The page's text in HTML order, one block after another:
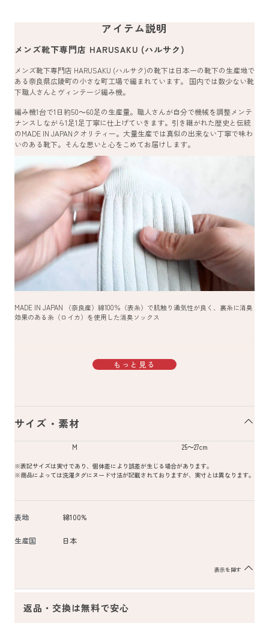
アイテム説明
メンズ靴下専門店 HARUSAKU (ハルサク)
メンズ靴下専門店 HARUSAKU (ハルサク)の靴下は日本一の靴下の生産地で
ある奈良県広陵町の小さな町工場で編まれています。 国内では数少ない靴
下職人さんとヴィンテージ編み機。
編み機1台で1日約50～60足の生産量。職人さんが自分で機械を調整メンテ
ナンスしながら1足1足丁寧に仕上げていきます。引き継がれた歴史と伝統
のMADE IN JAPANクオリティー。大量生産では真似の出来ない丁寧で味わ
いのある靴下。そんな思いと心をこめてお届けします。
MADE IN JAPAN （奈良産）綿100％（表糸）で肌触り通気性が良く、裏糸に消臭
効果のある糸（ロイカ）を使用した消臭ソックス
もっと見る
サイズ・素材
M 25～27cm
※表記サイズは実寸であり、個体差により誤差が生じる場合があります。
※商品によっては洗濯タグにヌード寸法が記載されておりますが、実寸とは異なります。
表地 綿100%
生産国 日本
表示を隠す
返品・交換は無料で安心